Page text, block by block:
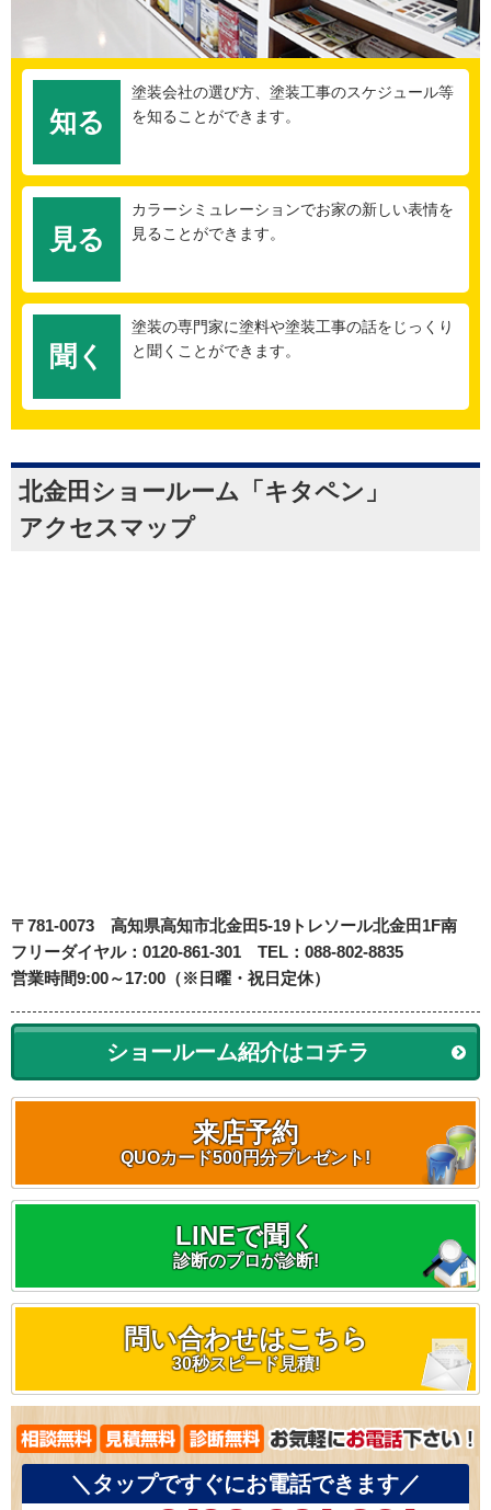
知る
塗装会社の選び方、塗装工事のスケジュール等
を知ることができます。
見る
カラーシミュレーションでお家の新しい表情を
見ることができます。
聞く
塗装の専門家に塗料や塗装工事の話をじっくり
と聞くことができます。
北金田ショールーム「キタペン」
アクセスマップ
〒781-0073 高知県高知市北金田5-19 トレソール北金田1F南
フリーダイヤル：0120-861-301 TEL：088-802-8835
営業時間9:00～17:00（※日曜・祝日定休）
ショールーム紹介はコチラ
来店予約
QUOカード500円分プレゼント!
LINEで聞く
診断のプロが診断!
問い合わせはこちら
30秒スピード見積!
＼タップですぐにお電話できます／